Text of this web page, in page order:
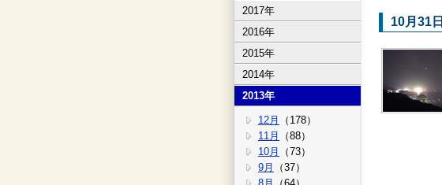
2017年
2016年
2015年
2014年
2013年
12月
（178）
11月
（88）
10月
（73）
9月
（37）
10月31日